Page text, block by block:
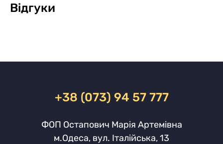
Відгуки
+38 (073) 94 57 777
ФОП Остапович Марія Артемівна
м.Одеса, вул. Італійська, 13